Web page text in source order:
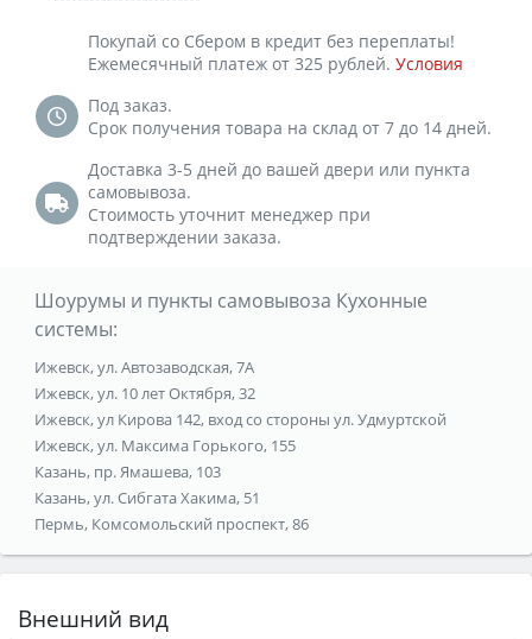
Покупай со Сбером в кредит без переплаты!
Ежемесячный платеж от 325 рублей. Условия
Под заказ.
Срок получения товара на склад от 7 до 14 дней.
Доставка 3-5 дней до вашей двери или пункта
самовывоза.
Стоимость уточнит менеджер при
подтверждении заказа.
Шоурумы и пункты самовывоза Кухонные
системы:
Ижевск, ул. Автозаводская, 7А
Ижевск, ул. 10 лет Октября, 32
Ижевск, ул Кирова 142, вход со стороны ул. Удмуртской
Ижевск, ул. Максима Горького, 155
Казань, пр. Ямашева, 103
Казань, ул. Сибгата Хакима, 51
Пермь, Комсомольский проспект, 86
Внешний вид